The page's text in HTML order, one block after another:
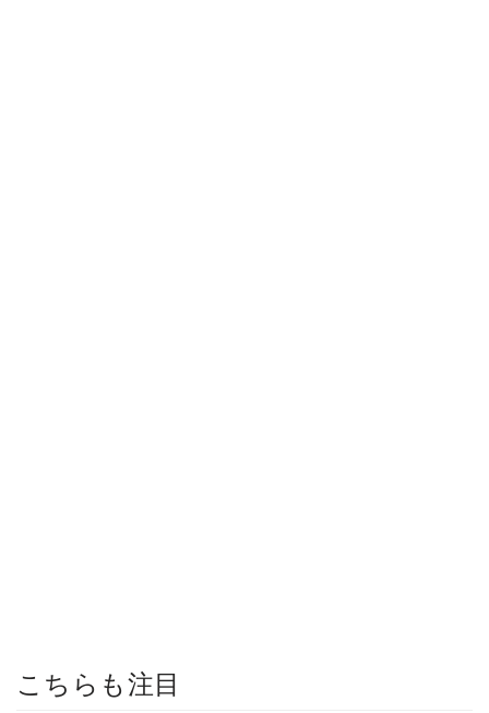
こちらも注目